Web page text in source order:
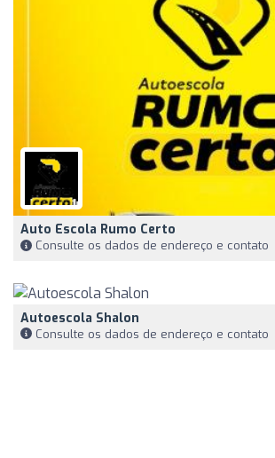
Auto Escola Rumo Certo
Consulte os dados de endereço e contato
Autoescola Shalon
Consulte os dados de endereço e contato